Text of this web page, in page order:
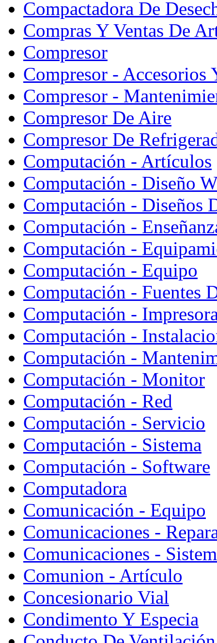
Compactadora De
Compras Y Ventas De
Compresor
Compresor - Accesorios
Compresor -
Compresor De Aire
Compresor De
Computación - Artículos
Computación - Diseño
Computación - Diseños
Computación -
Computación -
Computación - Equipo
Computación - Fuentes
Computación -
Computación -
Computación -
Computación - Monitor
Computación - Red
Computación - Servicio
Computación - Sistema
Computación - Software
Computadora
Comunicación - Equipo
Comunicaciones -
Comunicaciones -
Comunion - Artículo
Concesionario Vial
Condimento Y Especia